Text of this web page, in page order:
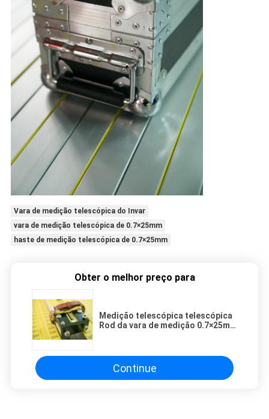
Vara de medição telescópica do Invar
vara de medição telescópica de 0.7×25mm
haste de medição telescópica de 0.7×25mm
Obter o melhor preço para
Medição telescópica telescópica
Rod da vara de medição 0.7×25mm
Continue